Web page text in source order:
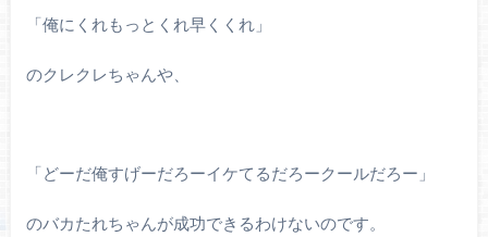
「俺にくれもっとくれ早くくれ」
のクレクレちゃんや、
「どーだ俺すげーだろーイケてるだろークールだろー」
のバカたれちゃんが成功できるわけないのです。